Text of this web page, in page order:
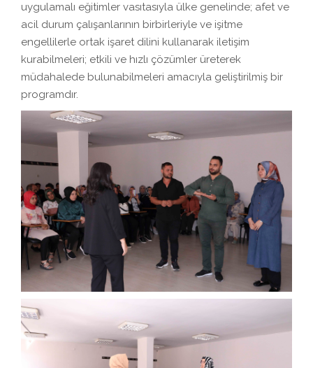
uygulamalı eğitimler vasıtasıyla ülke genelinde; afet ve
acil durum çalışanlarının birbirleriyle ve işitme
engellilerle ortak işaret dilini kullanarak iletişim
kurabilmeleri; etkili ve hızlı çözümler üreterek
müdahalede bulunabilmeleri amacıyla geliştirilmiş bir
programdır.